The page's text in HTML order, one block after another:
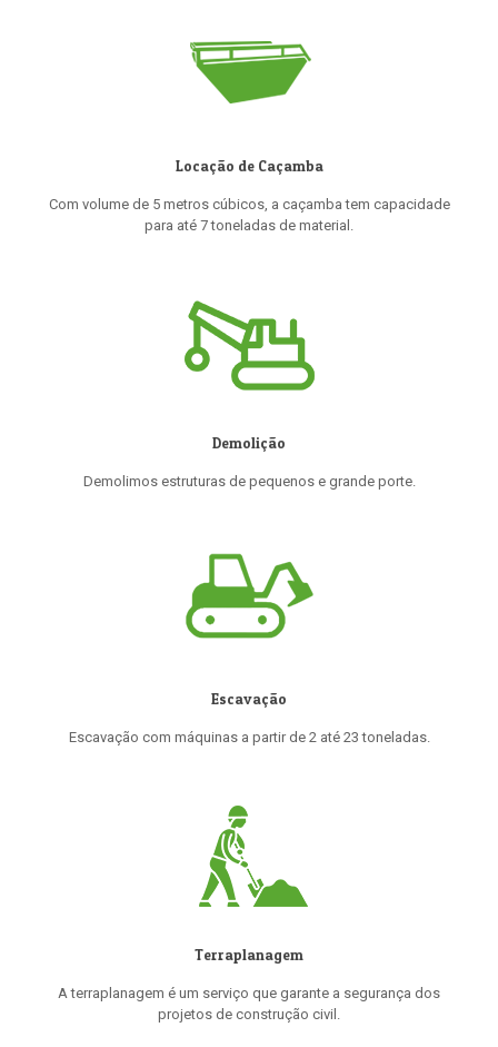
Locação de Caçamba
Com volume de 5 metros cúbicos, a caçamba tem capacidade
para até 7 toneladas de material.
Demolição
Demolimos estruturas de pequenos e grande porte.
Escavação
Escavação com máquinas a partir de 2 até 23 toneladas.
Terraplanagem
A terraplanagem é um serviço que garante a segurança dos
projetos de construção civil.